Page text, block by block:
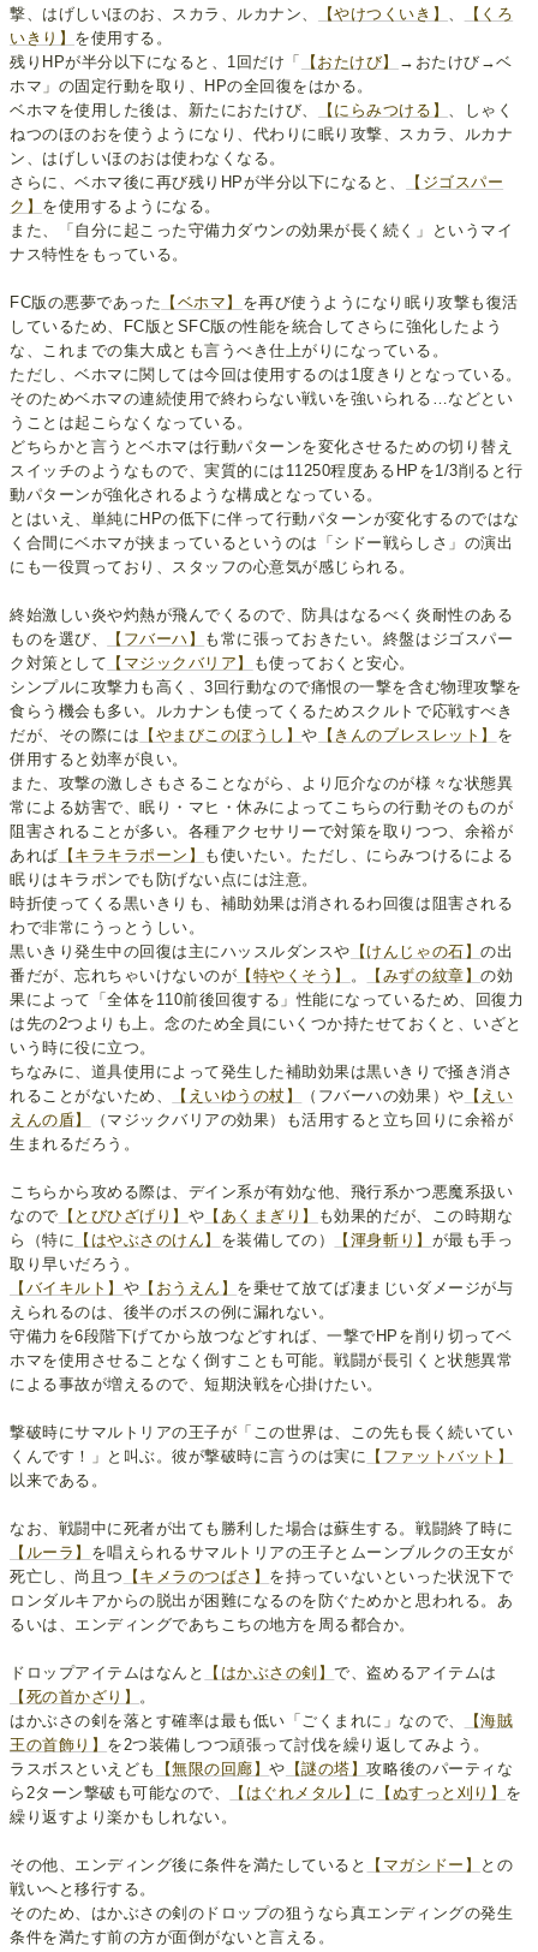
撃、はげしいほのお、スカラ、ルカナン、
【やけつくいき】
【くろ
いきり】 を使用する。
残りHPが半分以下になると、1回だけ「
【おたけび】
→おたけび→ベ
ホマ」の固定行動を取り、HPの全回復をはかる。
ベホマを使用した後は、新たにおたけび、
【にらみつける】
、しゃく
ねつのほのおを使うようになり、代わりに眠り攻撃、スカラ、ルカナ
ン、はげしいほのおは使わなくなる。
さらに、ベホマ後に再び残りHPが半分以下になると、
【ジゴスパー
ク】 を使用するようになる。
また、「自分に起こった守備力ダウンの効果が長く続く」というマイ
ナス特性をもっている。
FC版の悪夢であった 【ベホマ】 を再び使うようになり眠り攻撃も復活
しているため、FC版とSFC版の性能を統合してさらに強化したよう
な、これまでの集大成とも言うべき仕上がりになっている。
ただし、ベホマに関しては今回は使用するのは1度きりとなっている。
そのためベホマの連続使用で終わらない戦いを強いられる…などとい
うことは起こらなくなっている。
どちらかと言うとベホマは行動パターンを変化させるための切り替え
スイッチのようなもので、実質的には11250程度あるHPを1/3削ると行
動パターンが強化されるような構成となっている。
とはいえ、単純にHPの低下に伴って行動パターンが変化するのではな
く合間にベホマが挟まっているというのは「シドー戦らしさ」の演出
にも一役買っており、スタッフの心意気が感じられる。
終始激しい炎や灼熱が飛んでくるので、防具はなるべく炎耐性のある
ものを選び、
【フバーハ】
も常に張っておきたい。終盤はジゴスパー
ク対策として 【マジックバリア】
も使っておくと安心。
シンプルに攻撃力も高く、3回行動なので痛恨の一撃を含む物理攻撃を
食らう機会も多い。ルカナンも使ってくるためスクルトで応戦すべき
だが、その際には 【やまびこのぼうし】や 【きんのブレスレット】 を
併用すると効率が良い。
また、攻撃の激しさもさることながら、より厄介なのが様々な状態異
常による妨害で、眠り・マヒ・休みによってこちらの行動そのものが
阻害されることが多い。各種アクセサリーで対策を取りつつ、余裕が
あれば 【キラキラポーン】
も使いたい。ただし、にらみつけるによる
眠りはキラポンでも防げない点には注意。
時折使ってくる黒いきりも、補助効果は消されるわ回復は阻害される
わで非常にうっとうしい。
黒いきり発生中の回復は主にハッスルダンスや 【けんじゃの石】の出
番だが、忘れちゃいけないのが 【特やくそう】 。 【みずの紋章】の効
果によって「全体を110前後回復する」性能になっているため、回復力
は先の2つよりも上。念のため全員にいくつか持たせておくと、いざと
いう時に役に立つ。
ちなみに、道具使用によって発生した補助効果は黒いきりで掻き消さ
れることがないため、
【えいゆうの杖】 （フバーハの効果）や 【えい
えんの盾】
（マジックバリアの効果）も活用すると立ち回りに余裕が
生まれるだろう。
こちらから攻める際は、デイン系が有効な他、飛行系かつ悪魔系扱い
なので 【とびひざげり】 や 【あくまぎり】
も効果的だが、この時期な
ら（特に
【はやぶさのけん】 を装備しての） 【渾身斬り】 が最も手っ
取り早いだろう。
【バイキルト】 や 【おうえん】 を乗せて放てば凄まじいダメージが与
えられるのは、後半のボスの例に漏れない。
守備力を6段階下げてから放つなどすれば、一撃でHPを削り切ってベ
ホマを使用させることなく倒すことも可能。戦闘が長引くと状態異常
による事故が増えるので、短期決戦を心掛けたい。
撃破時にサマルトリアの王子が「この世界は、この先も長く続いてい
くんです！」と叫ぶ。彼が撃破時に言うのは実に
【ファットバット】
以来である。
なお、戦闘中に死者が出ても勝利した場合は蘇生する。戦闘終了時に
【ルーラ】 を唱えられるサマルトリアの王子とムーンブルクの王女が
死亡し、尚且つ
【キメラのつばさ】 を持っていないといった状況下で
ロンダルキアからの脱出が困難になるのを防ぐためかと思われる。あ
るいは、エンディングであちこちの地方を周る都合か。
ドロップアイテムはなんと 【はかぶさの剣】で、盗めるアイテムは
【死の首かざり】
。
はかぶさの剣を落とす確率は最も低い「ごくまれに」なので、
【海賊
王の首飾り】 を2つ装備しつつ頑張って討伐を繰り返してみよう。
ラスボスといえども
【無限の回廊】や 【謎の塔】攻略後のパーティな
ら2ターン撃破も可能なので、
【はぐれメタル】 に 【ぬすっと刈り】 を
繰り返すより楽かもしれない。
その他、エンディング後に条件を満たしていると 【マガシドー】
との
戦いへと移行する。
そのため、はかぶさの剣のドロップの狙うなら真エンディングの発生
条件を満たす前の方が面倒がないと言える。